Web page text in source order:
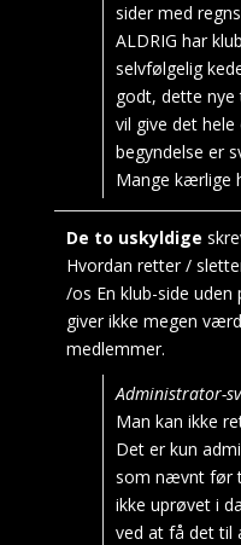
sider med
ALDRIG har
selvfølgelig
godt, dette nye
vil give det hele
begyndelse er
Mange kærlige
De to uskyldige
Hvordan retter /
/os En klub-side
giver ikke megen
medlemmer.
Administrator-
Man kan ikke
Det er kun
som nævnt før
ikke uprøvet i
ved at få det til